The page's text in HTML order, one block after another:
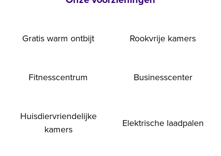
Gratis warm ontbijt Rookvrije kamers
Fitness­centrum Business­center
Huisdier­vriendelijke
kamers
Elektrische laadpalen